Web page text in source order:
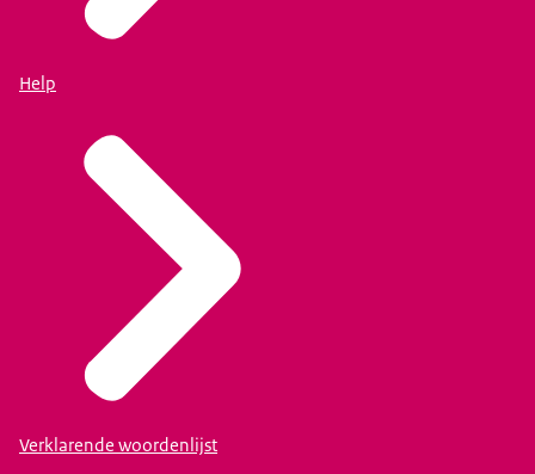
Help
Verklarende woordenlijst